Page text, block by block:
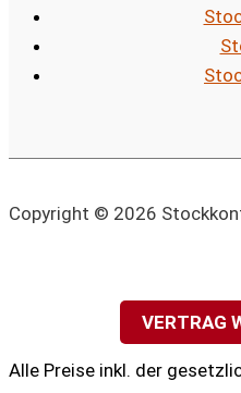
Copyright © 2026
VERTRAG
Alle Preise inkl. der